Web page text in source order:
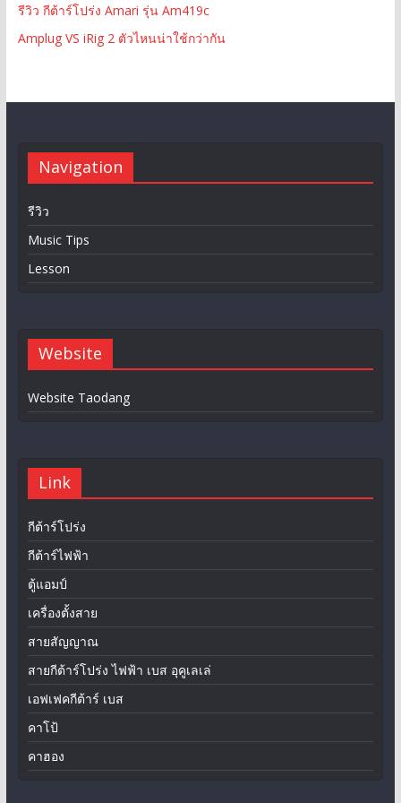
รีวิว กีต้าร์โปร่ง Amari รุ่น Am419c
Amplug VS iRig 2 ตัวไหนน่าใช้กว่ากัน
Navigation
รีวิว
Music Tips
Lesson
Website
Website Taodang
Link
กีต้าร์โปร่ง
กีต้าร์ไฟฟ้า
ตู้แอมป์
เครื่องตั้งสาย
สายสัญญาณ
สายกีต้าร์โปร่ง ไฟฟ้า เบส อุคูเลเล่
เอฟเฟคกีต้าร์ เบส
คาโป้
คาฮอง